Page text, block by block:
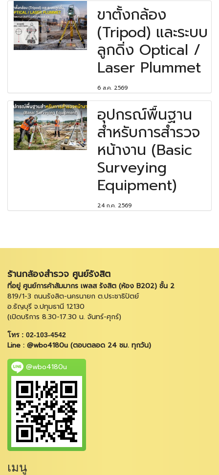
ขาตั้งกล้อง
(Tripod) และระบบ
ลูกดิ่ง Optical /
Laser Plummet
6 ส.ค. 2569
อุปกรณ์พื้นฐาน
สำหรับการสำรวจ
หน้างาน (Basic
Surveying
Equipment)
24 ก.ค. 2569
ร้านกล้องสำรวจ ศูนย์รังสิต
ที่อยู่ ศูนย์การค้าสัมมากร เพลส รังสิต (ห้อง B202) ชั้น 2
819/1-3 ถนนรังสิต-นครนายก ต.ประชาธิปัตย์
อ.ธัญบุรี จ.ปทุมธานี 12130
(เปิดบริการ 8.30-17.30 น. จันทร์-ศุกร์)
โทร : 02-103-4542
Line : @wbo4180u (ตอบตลอด 24 ชม. ทุกวัน)
@wbo4180u
เมนู